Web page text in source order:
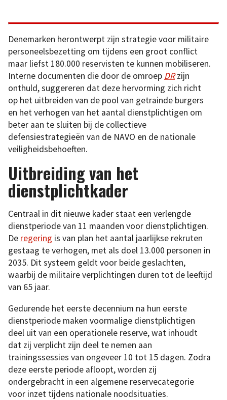
Denemarken herontwerpt zijn strategie voor militaire
personeelsbezetting om tijdens een groot conflict
maar liefst 180.000 reservisten te kunnen mobiliseren.
Interne documenten die door de omroep DRzijn
onthuld, suggereren dat deze hervorming zich richt
op het uitbreiden van de pool van getrainde burgers
en het verhogen van het aantal dienstplichtigen om
beter aan te sluiten bij de collectieve
defensiestrategieën van de NAVO en de nationale
veiligheidsbehoeften.
Uitbreiding van het
dienstplichtkader
Centraal in dit nieuwe kader staat een verlengde
dienstperiode van 11 maanden voor dienstplichtigen.
De regering is van plan het aantal jaarlijkse rekruten
gestaag te verhogen, met als doel 13.000 personen in
2035. Dit systeem geldt voor beide geslachten,
waarbij de militaire verplichtingen duren tot de leeftijd
van 65 jaar.
Gedurende het eerste decennium na hun eerste
dienstperiode maken voormalige dienstplichtigen
deel uit van een operationele reserve, wat inhoudt
dat zij verplicht zijn deel te nemen aan
trainingssessies van ongeveer 10 tot 15 dagen. Zodra
deze eerste periode afloopt, worden zij
ondergebracht in een algemene reservecategorie
voor inzet tijdens nationale noodsituaties.